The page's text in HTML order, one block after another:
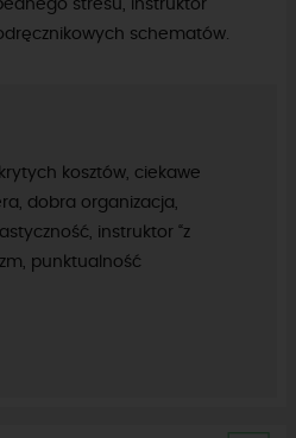
stresu, instruktor
schematów.
kosztów, ciekawe
dobra organizacja,
instruktor “z
punktualność